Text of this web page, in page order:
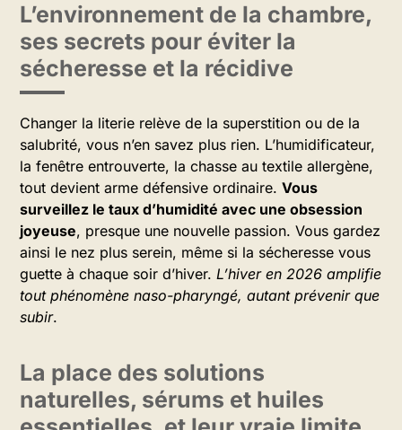
L’environnement de la chambre,
ses secrets pour éviter la
sécheresse et la récidive
Changer la literie relève de la superstition ou de la
salubrité, vous n’en savez plus rien. L’humidificateur,
la fenêtre entrouverte, la chasse au textile allergène,
tout devient arme défensive ordinaire. Vous
surveillez le taux d’humidité avec une obsession
joyeuse, presque une nouvelle passion. Vous gardez
ainsi le nez plus serein, même si la sécheresse vous
guette à chaque soir d’hiver. L’hiver en 2026 amplifie
tout phénomène naso-pharyngé, autant prévenir que
subir.
La place des solutions
naturelles, sérums et huiles